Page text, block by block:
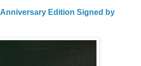
Edition Signed by